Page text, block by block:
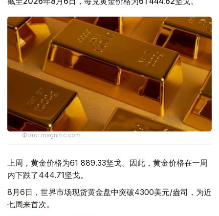
Фото: magnific.com
上周，黄金价格为61 889.33坚戈。因此，黄金价格在一周
内下跌了444.71坚戈。
8月6日，世界市场现货黄金盘中突破4300美元/盎司，为近
七周来首次。